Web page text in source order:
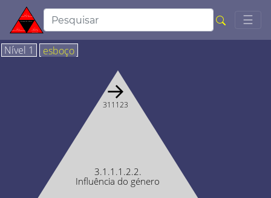
☰
Nível 1 esboço
3.1.1.1.2.2.
Influência do género
→
311123